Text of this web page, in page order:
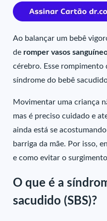
Ao balançar um bebê
de romper vasos
cérebro. Esse rompimento
síndrome do bebê
Movimentar uma criança
mas é preciso cuidado e
ainda está se
barriga da mãe. Por isso,
e como evitar o
O que é a
sacudido (SBS)?